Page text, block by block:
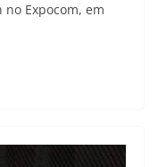
Expocom, em